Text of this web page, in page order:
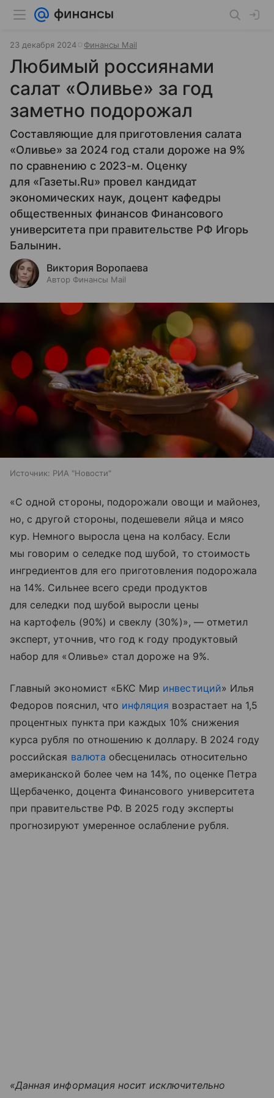
23 декабря 2024 Финансы Mail
Любимый россиянами
салат «Оливье» за год
заметно подорожал
Составляющие для приготовления салата
«Оливье» за 2024 год стали дороже на 9%
по сравнению с 2023-м. Оценку
для «Газеты.Ru» провел кандидат
экономических наук, доцент кафедры
общественных финансов Финансового
университета при правительстве РФ Игорь
Балынин.
Виктория Воропаева
Автор Финансы Mail
Источник: РИА "Новости"
«С одной стороны, подорожали овощи и майонез,
но, с другой стороны, подешевели яйца и мясо
кур. Немного выросла цена на колбасу. Если
мы говорим о селедке под шубой, то стоимость
ингредиентов для его приготовления подорожала
на 14%. Сильнее всего среди продуктов
для селедки под шубой выросли цены
на картофель (90%) и свеклу (30%)», — отметил
эксперт, уточнив, что год к году продуктовый
набор для «Оливье» стал дороже на 9%.
Главный экономист «БКС Мир инвестиций» Илья
Федоров пояснил, что инфляция возрастает на 1,5
процентных пункта при каждых 10% снижения
курса рубля по отношению к доллару. В 2024 году
российская валюта обесценилась относительно
американской более чем на 14%, по оценке Петра
Щербаченко, доцента Финансового университета
при правительстве РФ. В 2025 году эксперты
прогнозируют умеренное ослабление рубля.
«Данная информация носит исключительно